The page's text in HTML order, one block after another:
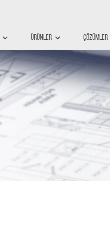
Ürünler Çözümler